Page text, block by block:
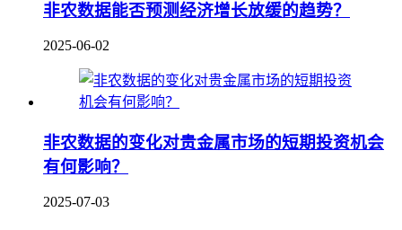
非农数据能否预测经济增长放缓的趋势？
2025-06-02
非农数据的变化对贵金属市场的短期投资机会
有何影响？
2025-07-03